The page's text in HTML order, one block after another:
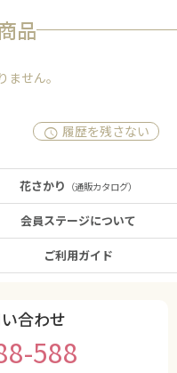
品
せん。
履歴を残さない
花さかり （通販カタログ）
会員ステージについて
ご利用ガイド
合わせ
588